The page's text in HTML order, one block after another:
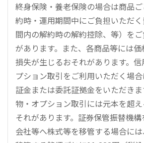
終身保険・養老保険の場合は商品
約時・運用期間中にご負担いただ
間内の解約時の解約控除、等）を
があります。また、各商品等には
損失が生じるおそれがあります。
プション取引をご利用いただく場
証金または委託証拠金をいただき
物・オプション取引には元本を超
それがあります。証券保管振替機
会社等へ株式等を移管する場合には